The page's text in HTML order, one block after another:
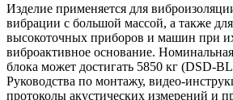
Изделие применяется для
вибрации с большой массой, а также
высокоточных приборов и машин при
виброактивное основание.
блока может достигать 5850 кг (DSD-
Руководства по монтажу, видео-
протоколы акустических измерений и